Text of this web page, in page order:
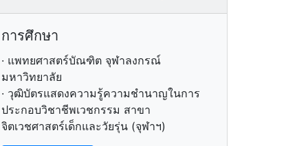
E N I N G
การศึกษา
· แพทยศาสตร์บัณฑิต จุฬาลงกรณ์
มหาวิทยาลัย
· วุฒิบัตรแสดงความรู้ความชำนาญในการ
ประกอบวิชาชีพเวชกรรม สาขา
จิตเวชศาสตร์เด็กและวัยรุ่น (จุฬาฯ)